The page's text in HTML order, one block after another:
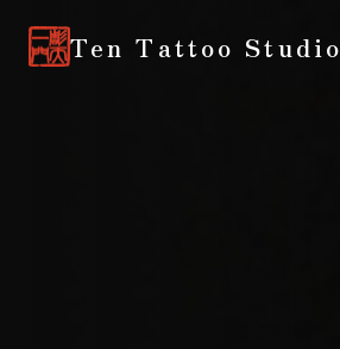
Ten Tattoo Studio